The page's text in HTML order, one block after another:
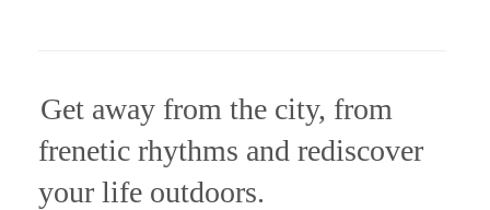
Get away from the city, from
frenetic rhythms and rediscover
your life outdoors.